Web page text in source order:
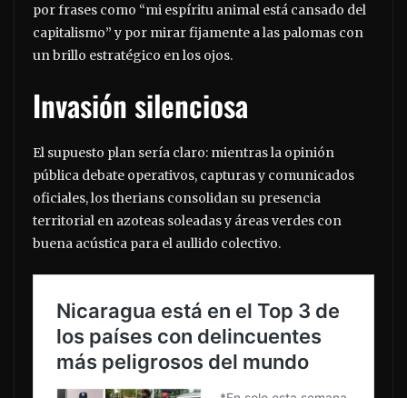
por frases como “mi espíritu animal está cansado del
capitalismo” y por mirar fijamente a las palomas con
un brillo estratégico en los ojos.
Invasión silenciosa
El supuesto plan sería claro: mientras la opinión
pública debate operativos, capturas y comunicados
oficiales, los therians consolidan su presencia
territorial en azoteas soleadas y áreas verdes con
buena acústica para el aullido colectivo.